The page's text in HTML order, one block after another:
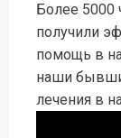
Более 5000
получили
помощь в
наши
лечения в